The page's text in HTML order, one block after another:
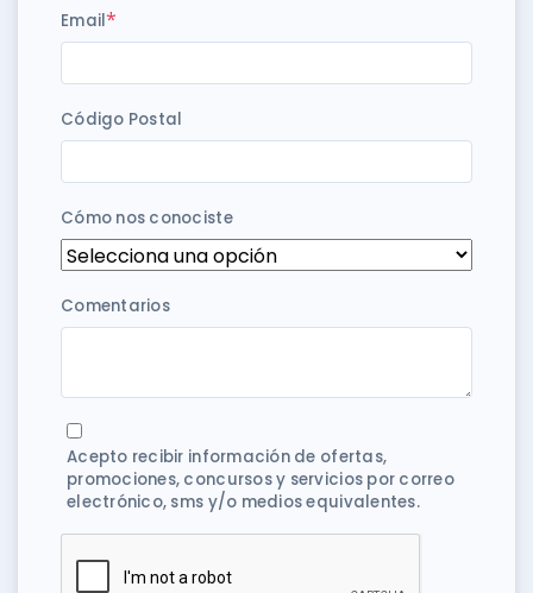
Email*
Código Postal
Cómo nos conociste
Comentarios
Acepto recibir información de ofertas,
promociones, concursos y servicios por correo
electrónico, sms y/o medios equivalentes.